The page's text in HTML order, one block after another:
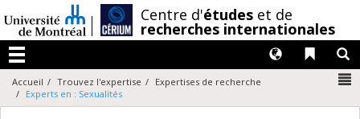
au
contenu
Centre d'études et de
recherches internationales
Menu
Liens
Langues
Accueil Trouvez l'expertise
Expertises de recherche
Experts en : Sexualités